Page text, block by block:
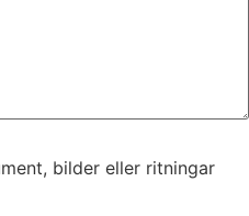
bilder eller ritningar